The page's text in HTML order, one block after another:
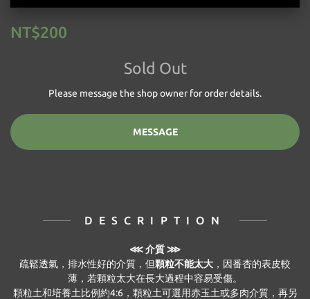
NT$200
Sold Out
Please message the shop owner for order details.
MESSAGE
DESCRIPTION
⋘介質 ⋙
疏鬆透氣，排水性好的介質，但顆粒不能太大 ，因番杏的表皮較
薄，若顆粒太大在長大過程中容易受傷。
顆粒土和培養土比例約4:6，顆粒土可選用赤玉土或多肉介質，再另